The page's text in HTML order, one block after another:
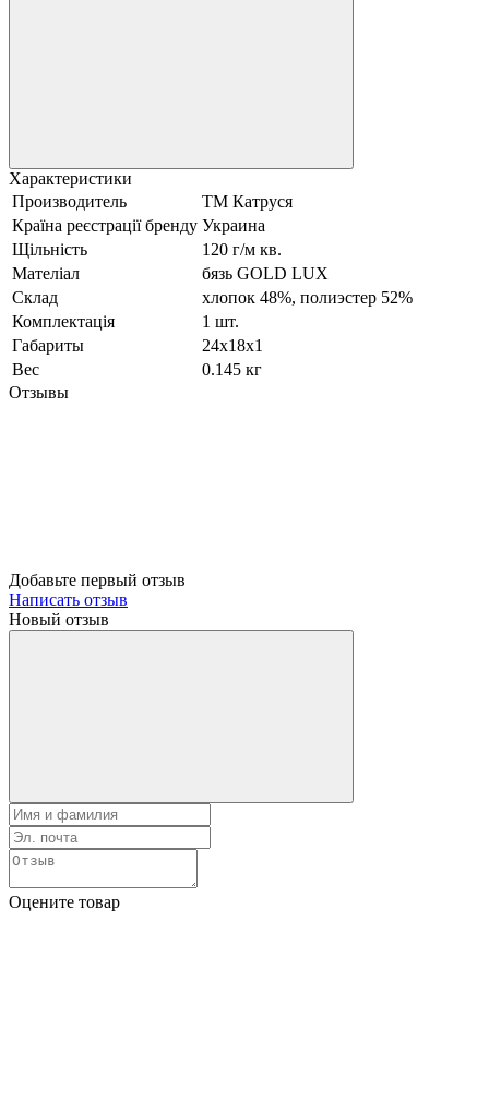
Характеристики
Производитель
ТМ Катруся
Країна реєстрації бренду Украина
Щільність
120 г/м кв.
Мателіал
бязь GOLD LUX
Склад
хлопок 48%, полиэстер 52%
Комплектація
1 шт.
Габариты
24х18х1
Вес
0.145 кг
Отзывы
Добавьте первый отзыв
Написать отзыв
Новый отзыв
Оцените товар